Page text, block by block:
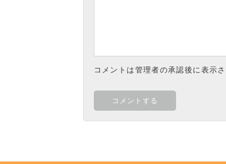
コメントは管理者の承認後に表示